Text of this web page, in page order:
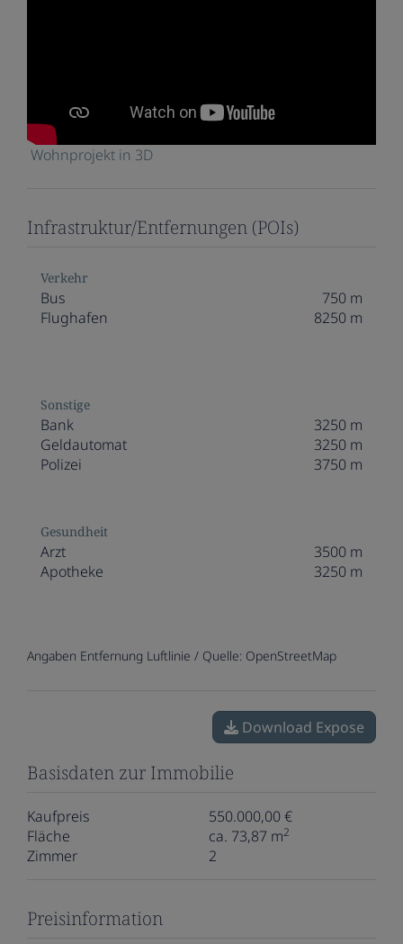
Wohnprojekt in 3D
Infrastruktur/Entfernungen (POIs)
Verkehr
Bus
750 m
Flughafen
8250 m
Sonstige
Bank
3250 m
Geldautomat
3250 m
Polizei
3750 m
Gesundheit
Arzt
3500 m
Apotheke
3250 m
Angaben Entfernung Luftlinie / Quelle: OpenStreetMap
Download Expose
Basisdaten zur Immobilie
Kaufpreis
550.000,00 €
Fläche
ca. 73,87 m2
Zimmer 2
Preisinformation